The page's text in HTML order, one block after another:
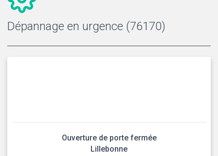
Dépannage en urgence (76170)
Ouverture de porte fermée
Lillebonne